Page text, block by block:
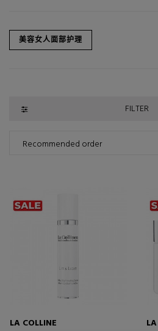
美容女人面部护理
FILTER
LA COLLINE